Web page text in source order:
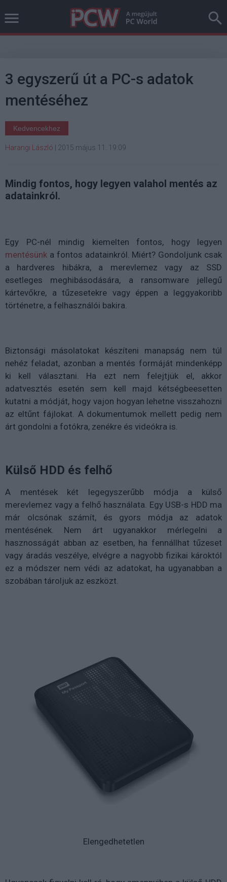
3 egyszerű út a PC-s adatok
mentéséhez
Kedvencekhez
Harangi László 2015 május 11. 19:09
Mindig fontos, hogy legyen valahol mentés az
adatainkról.
Egy PC-nél mindig kiemelten fontos, hogy legyen
mentésünk a fontos adatainkról. Miért? Gondoljunk csak
a hardveres hibákra, a merevlemez vagy az SSD
esetleges meghibásodására, a ransomware jellegű
kártevőkre, a tűzesetekre vagy éppen a leggyakoribb
történetre, a felhasználói bakira.
Biztonsági másolatokat készíteni manapság nem túl
nehéz feladat, azonban a mentés formáját mindenképp
ki kell választani. Ha ezt nem felejtjük el, akkor
adatvesztés esetén sem kell majd kétségbeesetten
kutatni a módját, hogy vajon hogyan lehetne visszahozni
az eltűnt fájlokat. A dokumentumok mellett pedig nem
árt gondolni a fotókra, zenékre és videókra is.
Külső HDD és felhő
A mentések két legegyszerűbb módja a külső
merevlemez vagy a felhő használata. Egy USB-s HDD ma
már olcsónak számít, és gyors módja az adatok
mentésének. Nem árt ugyanakkor mérlegelni a
hasznosságát abban az esetben, ha fennállhat tűzeset
vagy áradás veszélye, elvégre a nagyobb fizikai károktól
ez a módszer nem védi az adatokat, ha ugyanabban a
szobában tároljuk az eszközt.
Elengedhetetlen